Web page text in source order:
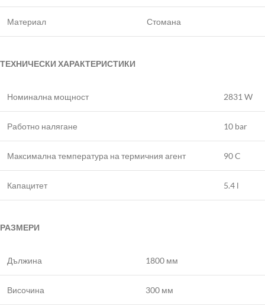
Материал Стомана
ТЕХНИЧЕСКИ ХАРАКТЕРИСТИКИ
Номинална мощност 2831 W
Работно налягане 10 bar
Максимална температура на термичния агент 90 C
Капацитет 5.4 l
РАЗМЕРИ
Дължина 1800 мм
Височина 300 мм